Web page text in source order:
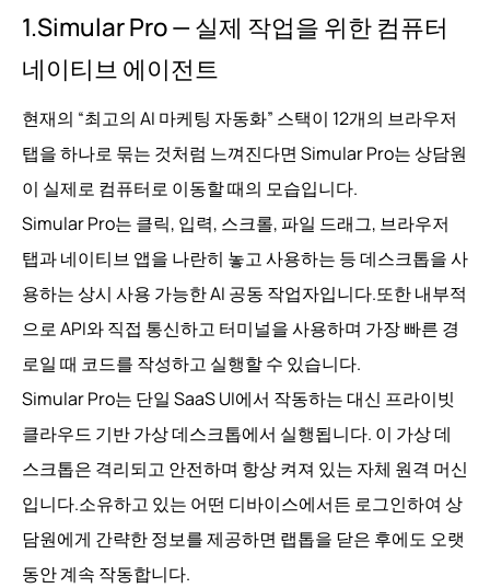
1.Simular Pro — 실제 작업을 위한 컴퓨터
네이티브 에이전트
현재의 “최고의 AI 마케팅 자동화” 스택이 12개의 브라우저
탭을 하나로 묶는 것처럼 느껴진다면 Simular Pro는 상담원
이 실제로 컴퓨터로 이동할 때의 모습입니다.
Simular Pro는 클릭, 입력, 스크롤, 파일 드래그, 브라우저
탭과 네이티브 앱을 나란히 놓고 사용하는 등 데스크톱을 사
용하는 상시 사용 가능한 AI 공동 작업자입니다.또한 내부적
으로 API와 직접 통신하고 터미널을 사용하며 가장 빠른 경
로일 때 코드를 작성하고 실행할 수 있습니다.
Simular Pro는 단일 SaaS UI에서 작동하는 대신 프라이빗
클라우드 기반 가상 데스크톱에서 실행됩니다. 이 가상 데
스크톱은 격리되고 안전하며 항상 켜져 있는 자체 원격 머신
입니다.소유하고 있는 어떤 디바이스에서든 로그인하여 상
담원에게 간략한 정보를 제공하면 랩톱을 닫은 후에도 오랫
동안 계속 작동합니다.